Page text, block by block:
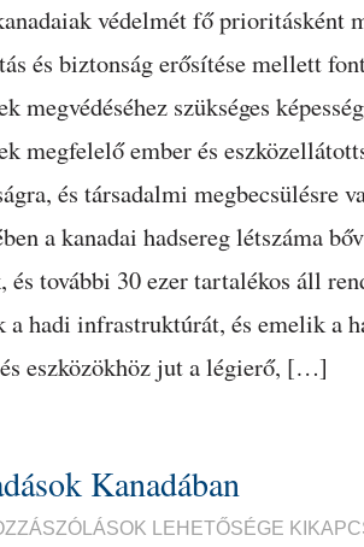
védelmét fő prioritásként
és biztonság erősítése mellett
megvédéséhez szükséges
megfelelő ember és
és társadalmi megbecsülésre
a kanadai hadsereg létszáma
és további 30 ezer tartalékos áll
hadi infrastruktúrát, és emelik a
eszközökhöz jut a légierő, […]
Kanadában
LEHETŐSÉGE